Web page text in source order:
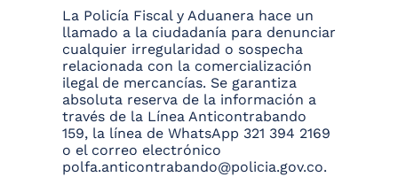
La Policía Fiscal y Aduanera hace un
llamado a la ciudadanía para denunciar
cualquier irregularidad o sospecha
relacionada con la comercialización
ilegal de mercancías. Se garantiza
absoluta reserva de la información a
través de la Línea Anticontrabando
159, la línea de WhatsApp 321 394 2169
o el correo electrónico
polfa.anticontrabando@policia.gov.co.